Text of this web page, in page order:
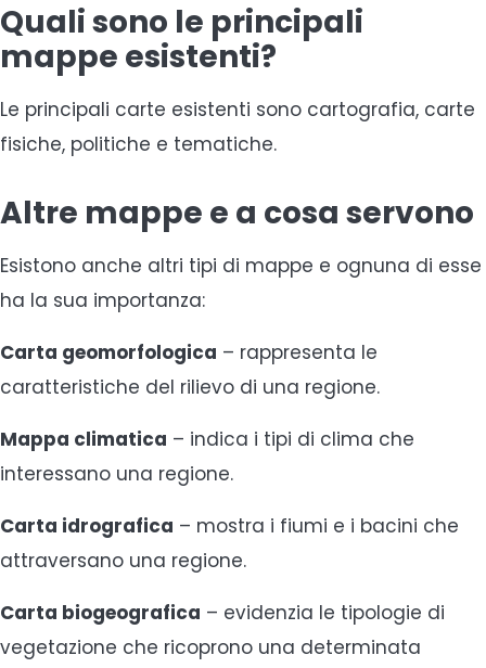
Quali sono le principali
mappe esistenti?
Le principali carte esistenti sono cartografia, carte
fisiche, politiche e tematiche.
Altre mappe e a cosa servono
Esistono anche altri tipi di mappe e ognuna di esse
ha la sua importanza:
Carta geomorfologica – rappresenta le
caratteristiche del rilievo di una regione.
Mappa climatica – indica i tipi di clima che
interessano una regione.
Carta idrografica – mostra i fiumi e i bacini che
attraversano una regione.
Carta biogeografica – evidenzia le tipologie di
vegetazione che ricoprono una determinata